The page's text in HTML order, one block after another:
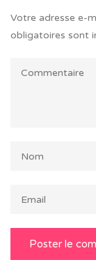
Votre adresse e-
obligatoires sont